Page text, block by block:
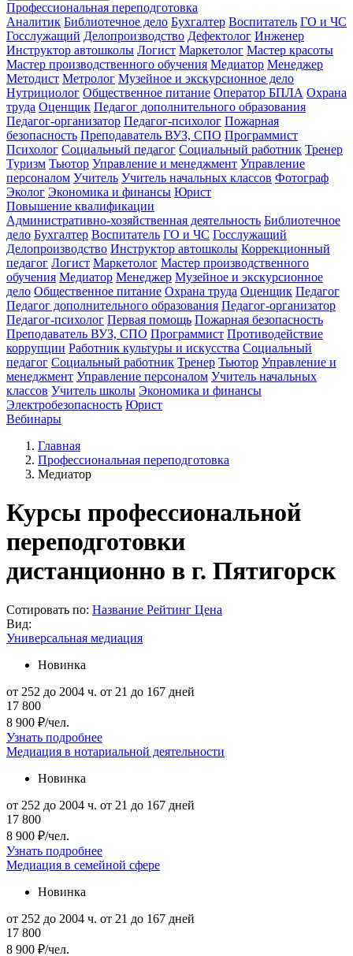
Профессиональная переподготовка
Аналитик Библиотечное дело Бухгалтер Воспитатель ГО и ЧС
Госслужащий Делопроизводство Дефектолог Инженер
Инструктор автошколы Логист Маркетолог Мастер красоты
Мастер производственного обучения Медиатор Менеджер
Методист Метролог Музейное и экскурсионное дело
Нутрициолог Общественное питание Оператор БПЛА Охрана
труда Оценщик Педагог дополнительного образования
Педагог-организатор Педагог-психолог Пожарная
безопасность Преподаватель ВУЗ, СПО Программист
Психолог Социальный педагог Социальный работник Тренер
Туризм Тьютор Управление и менеджмент Управление
персоналом Учитель Учитель начальных классов Фотограф
Эколог Экономика и финансы Юрист
Повышение квалификации
Административно-хозяйственная деятельность Библиотечное
дело Бухгалтер Воспитатель ГО и ЧС Госслужащий
Делопроизводство Инструктор автошколы Коррекционный
педагог Логист Маркетолог Мастер производственного
обучения Медиатор Менеджер Музейное и экскурсионное
дело Общественное питание Охрана труда Оценщик Педагог
Педагог дополнительного образования Педагог-организатор
Педагог-психолог Первая помощь Пожарная безопасность
Преподаватель ВУЗ, СПО Программист Противодействие
коррупции Работник культуры и искусства Социальный
педагог Социальный работник Тренер Тьютор Управление и
менеджмент Управление персоналом Учитель начальных
классов Учитель школы Экономика и финансы
Электробезопасность Юрист
Вебинары
Главная
Профессиональная переподготовка
Медиатор
Курсы профессиональной
переподготовки
дистанционно в г. Пятигорск
Сотировать по: Название Рейтинг Цена
Вид:
Универсальная медиация
Новинка
от 252 до 2004 ч. от 21 до 167 дней
17 800
8 900 ₽/чел.
Узнать подробнее
Медиация в нотариальной деятельности
Новинка
от 252 до 2004 ч. от 21 до 167 дней
17 800
8 900 ₽/чел.
Узнать подробнее
Медиация в семейной сфере
Новинка
от 252 до 2004 ч. от 21 до 167 дней
17 800
8 900 ₽/чел.